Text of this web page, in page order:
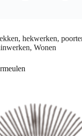
, hekwerken,
, Wonen